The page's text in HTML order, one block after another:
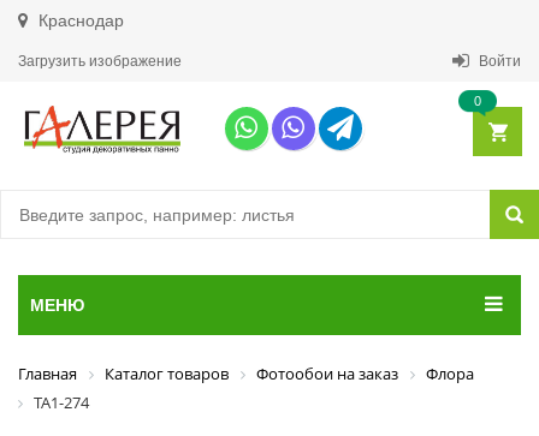
Краснодар
Загрузить изображение Войти
0
МЕНЮ
Главная Каталог товаров Фотообои на заказ
Флора
ТА1-274